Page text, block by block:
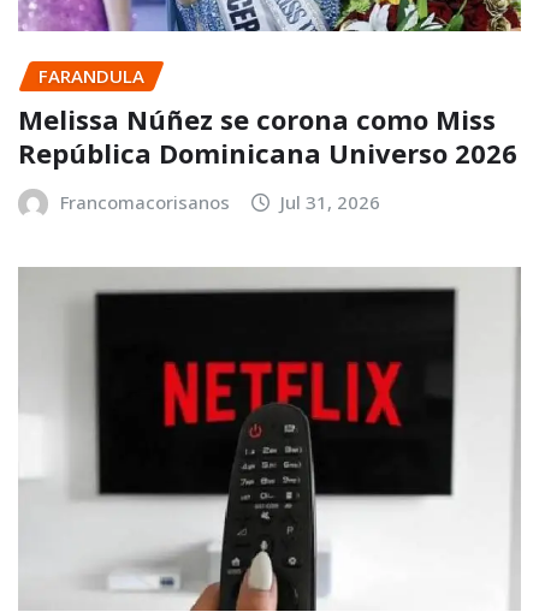
FARANDULA
Melissa Núñez se corona como Miss
República Dominicana Universo 2026
Francomacorisanos Jul 31, 2026